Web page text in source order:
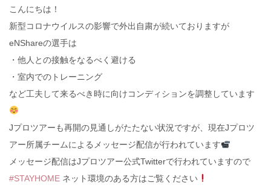
こんにちは！
新型コロナウイルスの影響で外出自粛が続いておりますが
eNShareの選手は
・他人との接触をなるべく避ける
・室内でのトレーニング
など工夫して来るべき時に向けコンディションを調整しています
Jプロツアーも再開の見通しがたたない状況ですが、現在Jプロツ
アー所属チームによるメッセージ配信が行われています
メッセージ配信はJプロツアー公式Twitterで行われていますので
#STAYHOME ネット環境のある方はご覧ください